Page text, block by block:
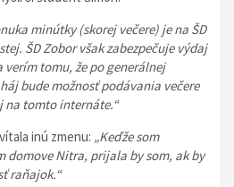
minútky (skorej večere) je na ŠD
ŠD Zobor však zabezpečuje výdaj
tomu, že po generálnej
bude možnosť podávania večere
na tomto internáte.“
inú zmenu: „Keďže som
domove Nitra, prijala by som, ak by
raňajok.“